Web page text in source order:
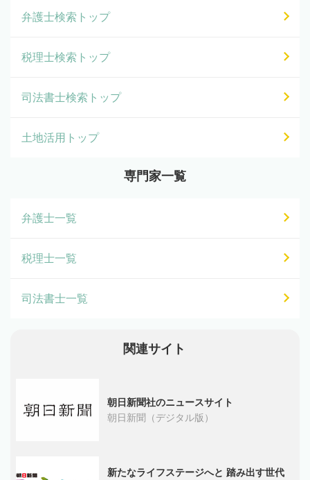
弁護士検索トップ
税理士検索トップ
司法書士検索トップ
土地活用トップ
専門家一覧
弁護士一覧
税理士一覧
司法書士一覧
関連サイト
朝日新聞社のニュースサイト
朝日新聞（デジタル版）
新たなライフステージへと 踏み出す世代